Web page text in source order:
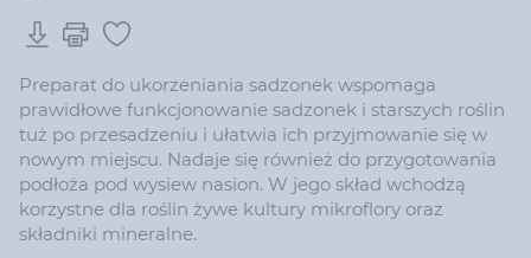
Preparat do ukorzeniania sadzonek wspomaga
prawidłowe funkcjonowanie sadzonek i starszych roślin
tuż po przesadzeniu i ułatwia ich przyjmowanie się w
nowym miejscu. Nadaje się również do przygotowania
podłoża pod wysiew nasion. W jego skład wchodzą
korzystne dla roślin żywe kultury mikroflory oraz
składniki mineralne.